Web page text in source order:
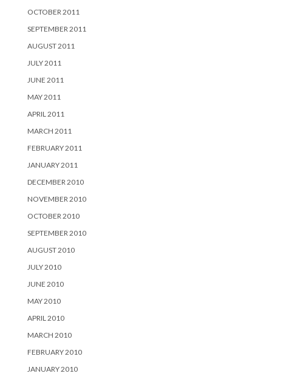
OCTOBER 2011
SEPTEMBER 2011
AUGUST 2011
JULY 2011
JUNE 2011
MAY 2011
APRIL 2011
MARCH 2011
FEBRUARY 2011
JANUARY 2011
DECEMBER 2010
NOVEMBER 2010
OCTOBER 2010
SEPTEMBER 2010
AUGUST 2010
JULY 2010
JUNE 2010
MAY 2010
APRIL 2010
MARCH 2010
FEBRUARY 2010
JANUARY 2010